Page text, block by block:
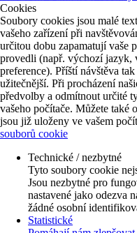
Cookies
Soubory cookies jsou malé
vašeho zařízení při
určitou dobu zapamatují vaše
provedli (např. výchozí jazyk,
preference). Příští návštěva
užitečnější. Při procházení
předvolby a odmítnout určité
vašeho počítače. Můžete také
jsou již uloženy ve vašem
souborů cookie
Technické / nezbytné
Tyto soubory cookie
Jsou nezbytné pro
nastavené jako odezva
žádné osobní
Statistické